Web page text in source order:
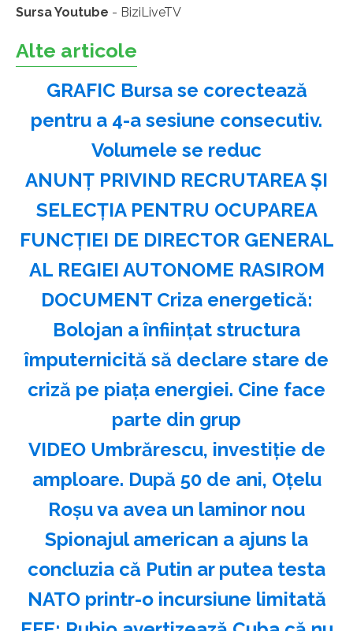
Sursa Youtube - BiziLiveTV
Alte articole
GRAFIC Bursa se corectează
pentru a 4-a sesiune consecutiv.
Volumele se reduc
ANUNŢ PRIVIND RECRUTAREA ŞI
SELECŢIA PENTRU OCUPAREA
FUNCŢIEI DE DIRECTOR GENERAL
AL REGIEI AUTONOME RASIROM
DOCUMENT Criza energetică:
Bolojan a înființat structura
împuternicită să declare stare de
criză pe piața energiei. Cine face
parte din grup
VIDEO Umbrărescu, investiție de
amploare. După 50 de ani, Oțelu
Roșu va avea un laminor nou
Spionajul american a ajuns la
concluzia că Putin ar putea testa
NATO printr-o incursiune limitată